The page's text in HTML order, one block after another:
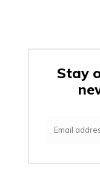
Stay